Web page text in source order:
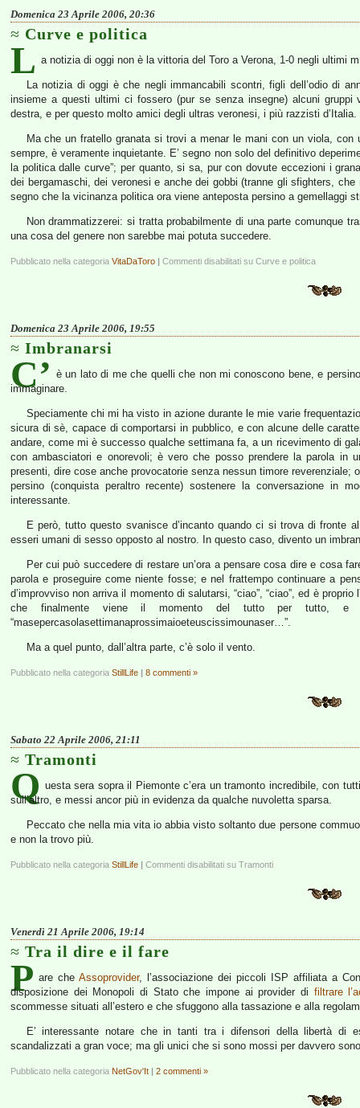
Domenica 23 Aprile 2006, 20:36
Curve e politica
L a notizia di oggi non è la vittoria del Toro a Verona, 1-0 negli ultimi
La notizia di oggi è che negli immancabili scontri, figli dell’odio di
insieme a questi ultimi ci fossero (pur se senza insegne) alcuni
destra, e per questo molto amici degli ultras veronesi, i più razzisti d’Italia.
Ma che un fratello granata si trovi a menar le mani con un viola,
sempre, è veramente inquietante. E’ segno non solo del definitivo
la politica dalle curve”; per quanto, si sa, pur con dovute eccezioni i
dei bergamaschi, dei veronesi e anche dei gobbi (tranne gli sfighters,
segno che la vicinanza politica ora viene anteposta persino a gemellaggi
Non drammatizzerei: si tratta probabilmente di una parte comunque
una cosa del genere non sarebbe mai potuta succedere.
Pubblicato nella categoria VitaDaToro | Commenti disabilitati su Curve e politica
Domenica 23 Aprile 2006, 19:55
Imbranarsi
C’ è un lato di me che quelli che non mi conoscono bene, e
immaginare.
Speciamente chi mi ha visto in azione durante le mie varie
sicura di sè, capace di comportarsi in pubblico, e con alcune delle
andare, come mi è successo qualche settimana fa, a un ricevimento di
con ambasciatori e onorevoli; è vero che posso prendere la parola in
presenti, dire cose anche provocatorie senza nessun timore
persino (conquista peraltro recente) sostenere la conversazione in
interessante.
E però, tutto questo svanisce d’incanto quando ci si trova di fronte
esseri umani di sesso opposto al nostro. In questo caso, divento un
Per cui può succedere di restare un’ora a pensare cosa dire e cosa
parola e proseguire come niente fosse; e nel frattempo continuare a
d’improvviso non arriva il momento di salutarsi, “ciao”, “ciao”, ed è
che finalmente viene il momento del tutto per tutto, e
“masepercasolasettimanaprossimaioeteuscissimounaser…”.
Ma a quel punto, dall’altra parte, c’è solo il vento.
Pubblicato nella categoria StillLife | 8 commenti »
Sabato 22 Aprile 2006, 21:11
Tramonti
Q uesta sera sopra il Piemonte c’era un tramonto incredibile, con
sull’altro, e messi ancor più in evidenza da qualche nuvoletta sparsa.
Peccato che nella mia vita io abbia visto soltanto due persone
e non la trovo più.
Pubblicato nella categoria StillLife | Commenti disabilitati su Tramonti
Venerdì 21 Aprile 2006, 19:14
Tra il dire e il fare
P are che Assoprovider, l’associazione dei piccoli ISP affiliata a
disposizione dei Monopoli di Stato che impone ai provider di filtrare
scommesse situati all’estero e che sfuggono alla tassazione e alla
E’ interessante notare che in tanti tra i difensori della libertà di
scandalizzati a gran voce; ma gli unici che si sono mossi per davvero
Pubblicato nella categoria NetGov'It | 2 commenti »